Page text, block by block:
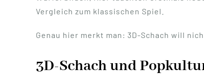
Vergleich zum klassischen Spiel.
Genau hier merkt man: 3D-Schach will
3D-Schach und